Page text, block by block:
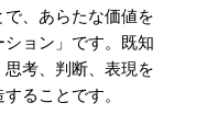
、あらたな価値を
ョン」です。既知
考、判断、表現を
ることです。